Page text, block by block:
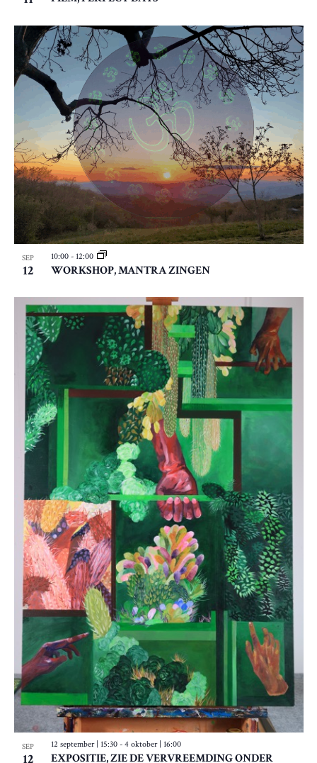
SEP
12 WORKSHOP, MANTRA ZINGEN
10:00 - 12:00
SEP
12 EXPOSITIE, ZIE DE VERVREEMDING ONDER
12 september | 15:30- 4 oktober | 16:00